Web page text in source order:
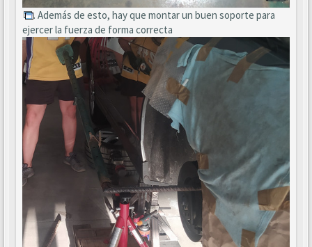
. Además de esto, hay que montar un buen soporte para
ejercer la fuerza de forma correcta